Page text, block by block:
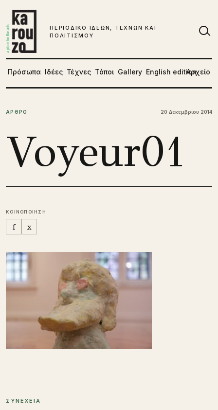
ΠΕΡΙΟΔΙΚΟ ΙΔΕΩΝ, ΤΕΧΝΩΝ ΚΑΙ
ΠΟΛΙΤΙΣΜΟΥ
Πρόσωπα Ιδέες Τέχνες Τόποι Gallery English editionΑρχείο
ΑΡΘΡΟ 20 Δεκεμβρίου 2014
Voyeur01
ΚΟΙΝΟΠΟΙΗΣΗ
f x
ΣΥΝΕΧΕΙΑ